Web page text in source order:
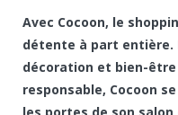
Avec Cocoon, le
détente à part entière.
décoration et bien-
responsable, Cocoon